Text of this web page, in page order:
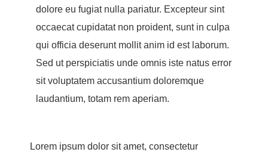
dolore eu fugiat nulla pariatur. Excepteur sint
occaecat cupidatat non proident, sunt in culpa
qui officia deserunt mollit anim id est laborum.
Sed ut perspiciatis unde omnis iste natus error
sit voluptatem accusantium doloremque
laudantium, totam rem aperiam.
Lorem ipsum dolor sit amet, consectetur